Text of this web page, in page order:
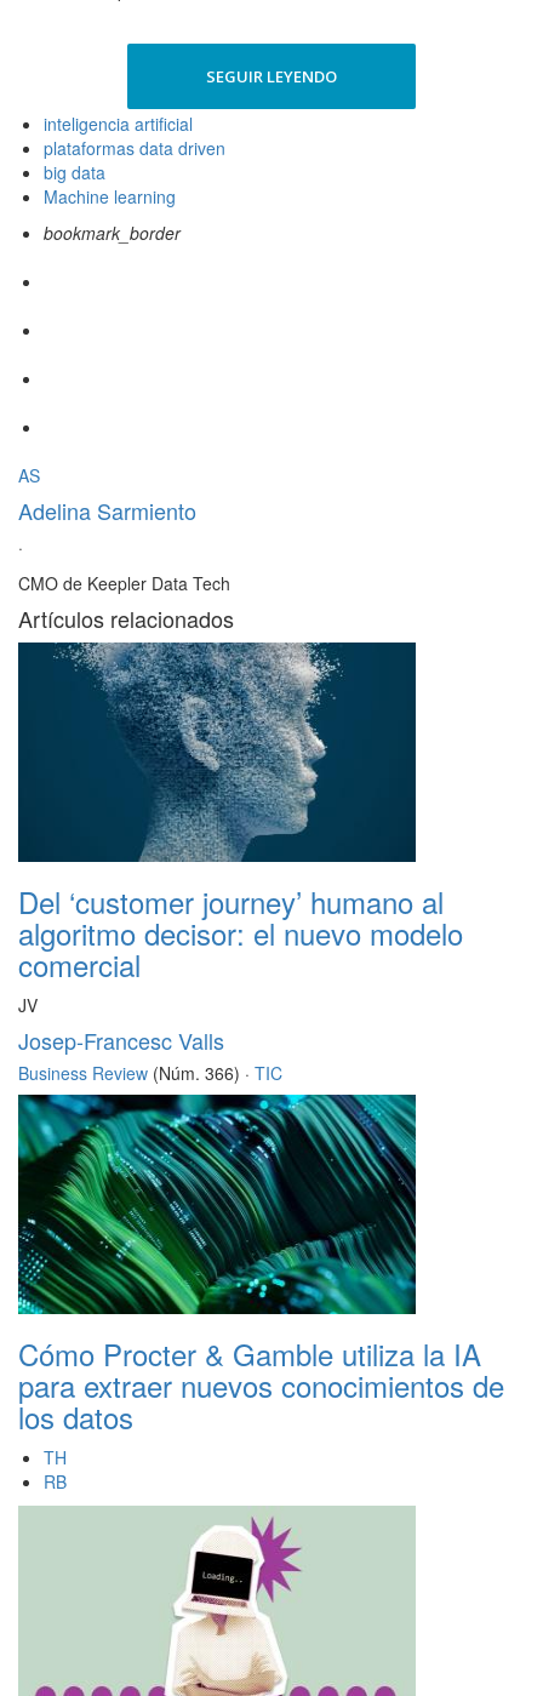
SEGUIR LEYENDO
inteligencia artificial
plataformas data driven
big data
Machine learning
bookmark_border
AS
Adelina Sarmiento
·
CMO de Keepler Data Tech
Artículos relacionados
Del ‘customer journey’ humano al
algoritmo decisor: el nuevo modelo
comercial
JV
Josep-Francesc Valls
Business Review (Núm. 366) · TIC
Cómo Procter & Gamble utiliza la IA
para extraer nuevos conocimientos de
los datos
TH
RB